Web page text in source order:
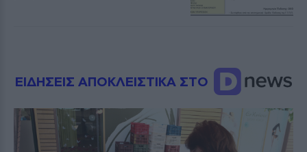
ΕΙΔΗΣΕΙΣ ΑΠΟΚΛΕΙΣΤΙΚΑ ΣΤΟ